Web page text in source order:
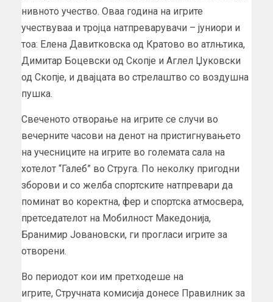
нивното учество. Оваа година на игрите
учествуваа и тројца натпреварувачи – јуниори и
тоа: Елена Давитковска од Кратово во атлњтика,
Димитар Боцевски од Скопје и Аглел Џуковски
од Скопје, и двајцата во стрелаштво со воздушна
пушка.
Свеченото отворање на игрите се случи во
вечерните часови на денот на пристигнувањето
на учесниците на игрите во големата сала на
хотелот “Галеб” во Струга. По неколку пригодни
зборови и со желба спортските натпревари да
поминат во коректна, фер и спортска атмосвера,
претседателот на Мобилност Македонија,
Бранимир Јовановски, ги прогласи игрите за
отворени.
Во периодот кои им претходеше на
игрите, Стручната комисија донесе Правилник за